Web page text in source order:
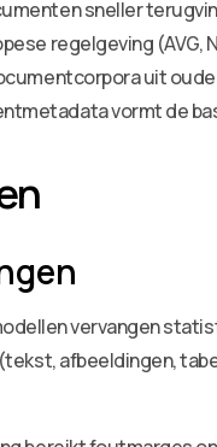
sneller
regelgeving
uit
vormt de
vervangen
afbeeldingen,